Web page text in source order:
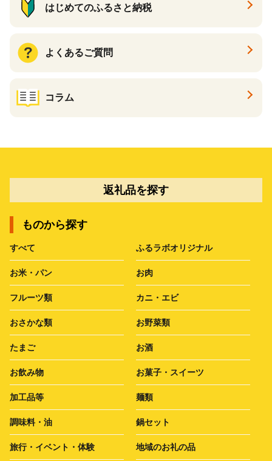
はじめてのふるさと納税
よくあるご質問
コラム
返礼品を探す
ものから探す
すべて ふるラボオリジナル
お米・パン お肉
フルーツ類 カニ・エビ
おさかな類 お野菜類
たまご お酒
お飲み物 お菓子・スイーツ
加工品等 麺類
調味料・油 鍋セット
旅行・イベント・体験 地域のお礼の品